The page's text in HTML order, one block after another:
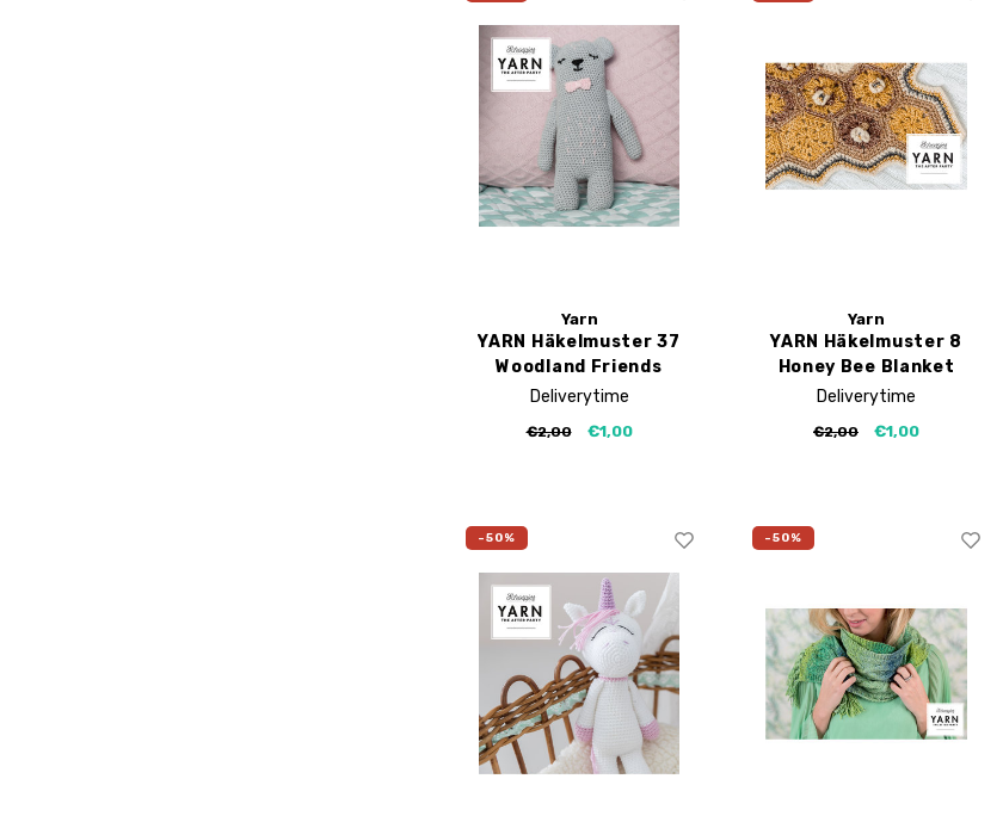
Yarn
YARN Häkelmuster 37
Woodland Friends
Bear
Deliverytime
€2,00 €1,00
Yarn
YARN Häkelmuster 8
Honey Bee Blanket
Deliverytime
€2,00 €1,00
-50% -50%